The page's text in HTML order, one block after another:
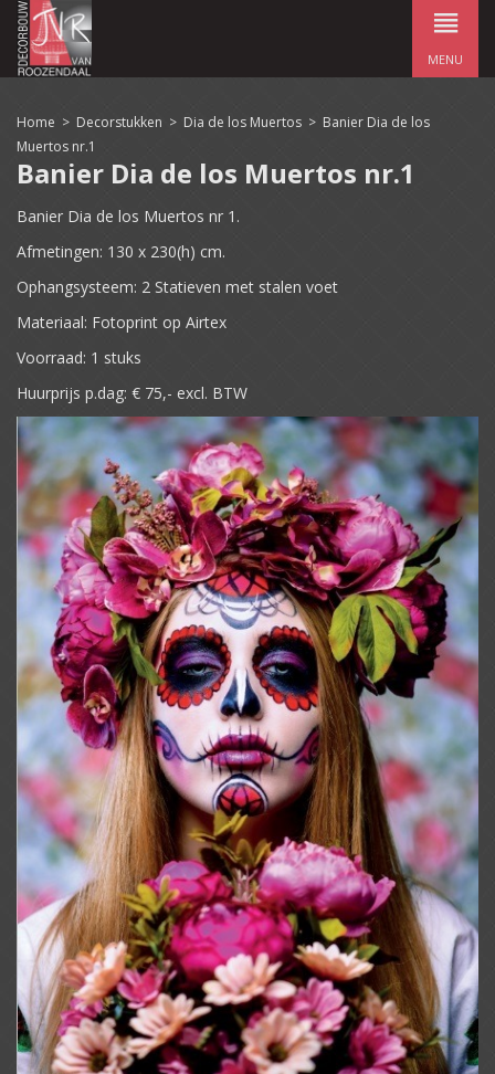
MENU
Home > Decorstukken > Dia de los Muertos > Banier Dia de los
Muertos nr.1
Banier Dia de los Muertos nr.1
Banier Dia de los Muertos nr 1.
Afmetingen: 130 x 230(h) cm.
Ophangsysteem: 2 Statieven met stalen voet
Materiaal: Fotoprint op Airtex
Voorraad: 1 stuks
Huurprijs p.dag: € 75,- excl. BTW